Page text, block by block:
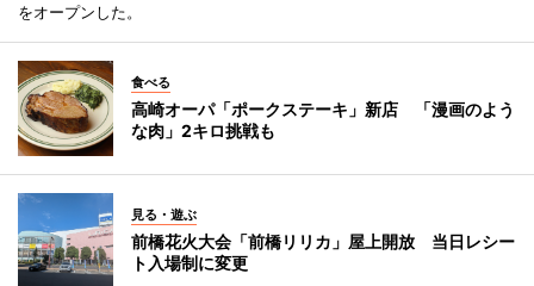
をオープンした。
食べる
高崎オーパ「ポークステーキ」新店 「漫画のよう
な肉」2キロ挑戦も
見る・遊ぶ
前橋花火大会「前橋リリカ」屋上開放 当日レシー
ト入場制に変更